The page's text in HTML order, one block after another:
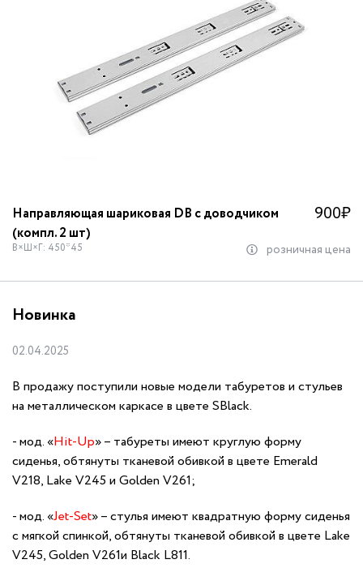
Направляющая шариковая DB с доводчиком
(компл. 2 шт)
900₽
В×Ш×Г: 450*45 розничная цена
Новинка
02.04.2025
В продажу поступили новые модели табуретов и стульев
на металлическом каркасе в цвете SBlack.
мод. «Hit-Up» – табуреты имеют круглую форму
сиденья, обтянуты тканевой обивкой в цвете Emerald
V218, Lake V245 и Golden V261;
мод. «Jet-Set» – стулья имеют квадратную форму сиденья
с мягкой спинкой, обтянуты тканевой обивкой в цвете Lake
V245, Golden V261и Black L811.